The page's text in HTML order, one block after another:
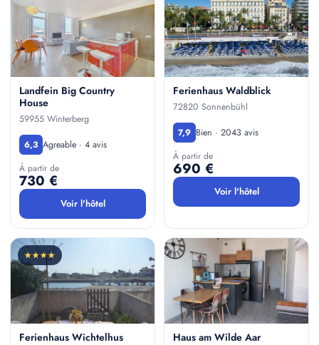
Landfein Big Country
House
59955 Winterberg
6,3 Agreable · 4 avis
À partir de
730 €
Voir l'hôtel
Ferienhaus Waldblick
72820 Sonnenbühl
7,9 Bien · 2043 avis
À partir de
690 €
Voir l'hôtel
★★★★
Ferienhaus Wichtelhus Haus am Wilde Aar